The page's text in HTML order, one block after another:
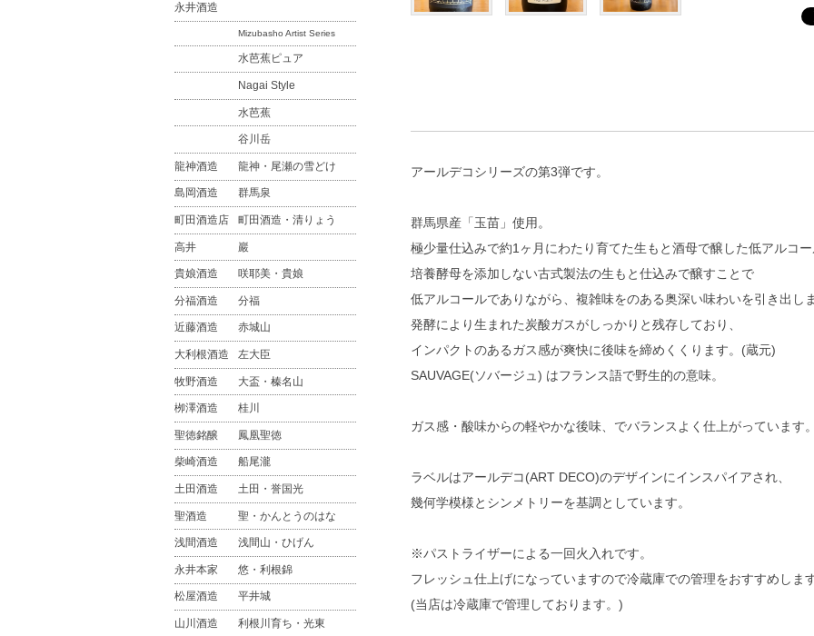
アールデコシリーズの第3弾です。
群馬県産「玉苗」使用。
極少量仕込みで約1ヶ月にわたり育てた生もと酒母で醸した低アルコー
培養酵母を添加しない古式製法の生もと仕込みで醸すことで
低アルコールでありながら、複雑味をのある奥深い味わいを引き出しま
発酵により生まれた炭酸ガスがしっかりと残存しており、
インパクトのあるガス感が爽快に後味を締めくくります。(蔵元)
SAUVAGE(ソバージュ) はフランス語で野生的の意味。
ガス感・酸味からの軽やかな後味、でバランスよく仕上がっています。
ラベルはアールデコ(ART DECO)のデザインにインスパイアされ、
幾何学模様とシンメトリーを基調としています。
※パストライザーによる一回火入れです。
フレッシュ仕上げになっていますので冷蔵庫での管理をおすすめします
(当店は冷蔵庫で管理しております。)
永井酒造
Mizubasho Artist Series
水芭蕉ピュア
Nagai Style
水芭蕉
谷川岳
龍神酒造 龍神・尾瀬の雪どけ
島岡酒造 群馬泉
町田酒造店 町田酒造・清りょう
高井 巖
貴娘酒造 咲耶美・貴娘
分福酒造 分福
近藤酒造 赤城山
大利根酒造 左大臣
牧野酒造 大盃・榛名山
栁澤酒造 桂川
聖徳銘醸 鳳凰聖徳
柴崎酒造 船尾瀧
土田酒造 土田・誉国光
聖酒造 聖・かんとうのはな
浅間酒造 浅間山・ひげん
永井本家 悠・利根錦
松屋酒造 平井城
山川酒造 利根川育ち・光東